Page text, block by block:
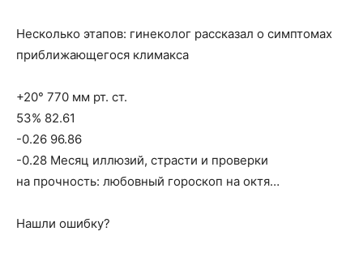
Несколько этапов: гинеколог рассказал о симптомах
приближающегося климакса
+20° 770 мм рт. ст.
53% 82.61
-0.26 96.86
-0.28 Месяц иллюзий, страсти и проверки
на прочность: любовный гороскоп на октя…
Нашли ошибку?